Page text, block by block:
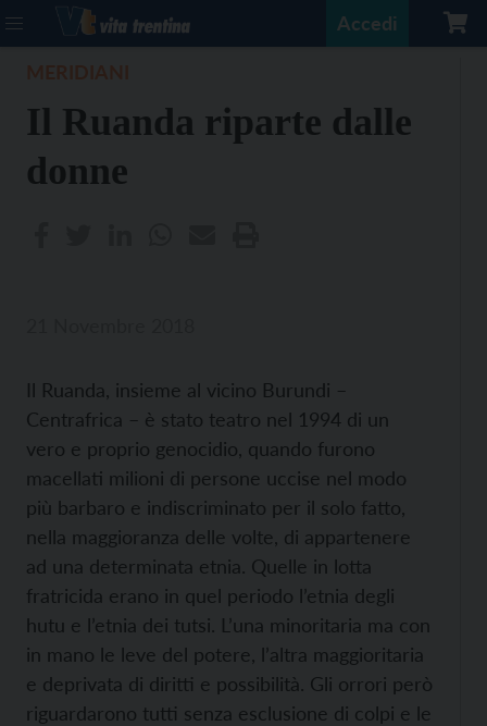
Accedi
Il Ruanda riparte dalle
donne
Il Ruanda, insieme al vicino Burundi –
Centrafrica – è stato teatro nel 1994 di un
vero e proprio genocidio, quando furono
macellati milioni di persone uccise nel modo
più barbaro e indiscriminato per il solo fatto,
nella maggioranza delle volte, di appartenere
ad una determinata etnia. Quelle in lotta
fratricida erano in quel periodo l’etnia degli
hutu e l’etnia dei tutsi. L’una minoritaria ma con
in mano le leve del potere, l’altra maggioritaria
e deprivata di diritti e possibilità. Gli orrori però
riguardarono tutti senza esclusione di colpi e le